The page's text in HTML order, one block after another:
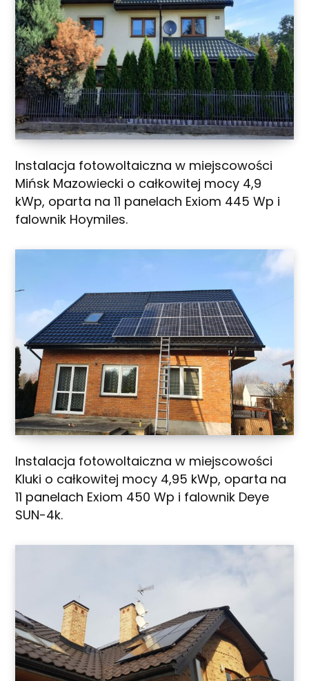
Instalacja fotowoltaiczna w miejscowości
Mińsk Mazowiecki o całkowitej mocy 4,9
kWp, oparta na 11 panelach Exiom 445 Wp i
falownik Hoymiles.
Instalacja fotowoltaiczna w miejscowości
Kluki o całkowitej mocy 4,95 kWp, oparta na
11 panelach Exiom 450 Wp i falownik Deye
SUN-4k.